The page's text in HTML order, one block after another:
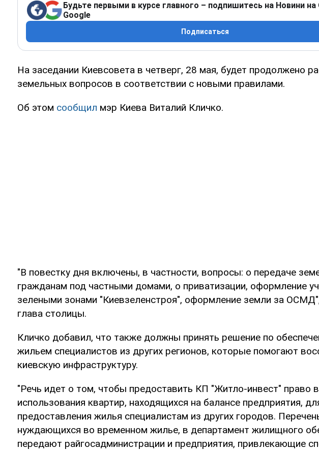
Будьте первыми в курсе главного – подпишитесь на Новини на
Google
Подписаться
На заседании Киевсовета в четверг, 28 мая, будет продолжено
земельных вопросов в соответствии с новыми правилами.
Об этом сообщил мэр Киева Виталий Кличко.
"В повестку дня включены, в частности, вопросы: о передаче
гражданам под частными домами, о приватизации, оформление
зелеными зонами "Киевзеленстроя", оформление земли за
глава столицы.
Кличко добавил, что также должны принять решение по
жильем специалистов из других регионов, которые помогают
киевскую инфраструктуру.
"Речь идет о том, чтобы предоставить КП "Житло-инвест" право
использования квартир, находящихся на балансе предприятия,
предоставления жилья специалистам из других городов.
нуждающихся во временном жилье, в департамент жилищного
передают райгосадминистрации и предприятия, привлекающие